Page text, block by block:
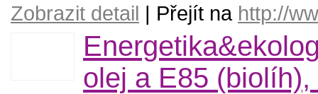
Zobrazit detail | Přejít na http://
olej a E85